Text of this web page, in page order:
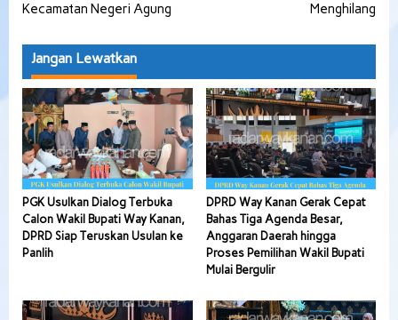
Kecamatan Negeri Agung
Menghilang
Jangan Lewatkan
PGK Usulkan Dialog Terbuka
Calon Wakil Bupati Way Kanan,
DPRD Siap Teruskan Usulan ke
Panlih
DPRD Way Kanan Gerak Cepat
Bahas Tiga Agenda Besar,
Anggaran Daerah hingga
Proses Pemilihan Wakil Bupati
Mulai Bergulir